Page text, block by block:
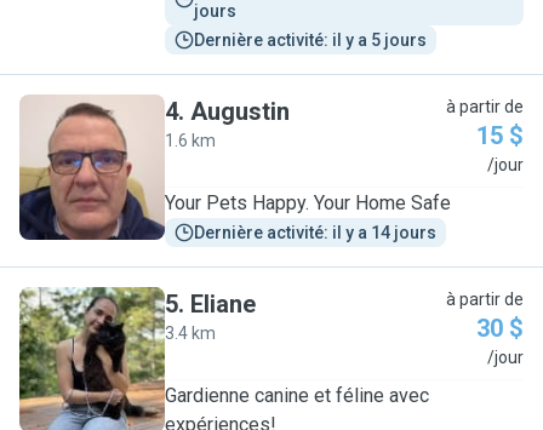
jours
Dernière activité: il y a 5 jours
A
4. Augustin
1.6 km
à partir de
15 $
/jour
Your Pets Happy. Your Home Safe
Dernière activité: il y a 14 jours
E
5. Eliane
3.4 km
à partir de
30 $
/jour
Gardienne canine et féline avec
expériences!